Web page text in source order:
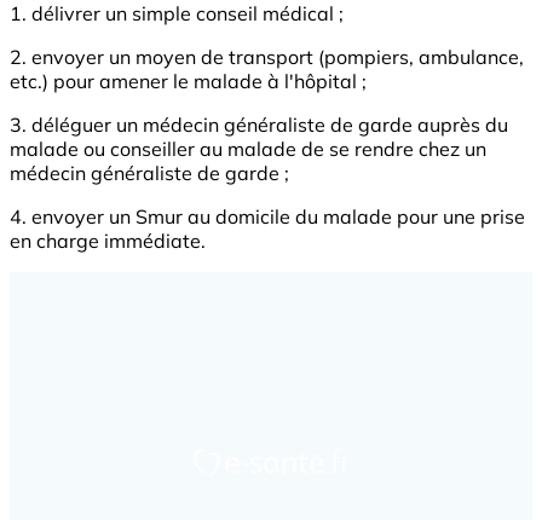
1. délivrer un simple conseil médical ;
2. envoyer un moyen de transport (pompiers, ambulance,
etc.) pour amener le malade à l'hôpital ;
3. déléguer un médecin généraliste de garde auprès du
malade ou conseiller au malade de se rendre chez un
médecin généraliste de garde ;
4. envoyer un Smur au domicile du malade pour une prise
en charge immédiate.